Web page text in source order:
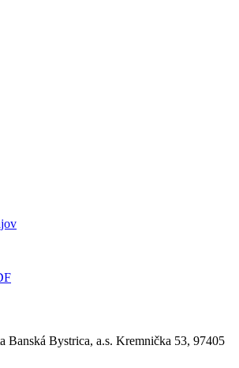
Banská Bystrica, a.s. Kremnička 53, 97405